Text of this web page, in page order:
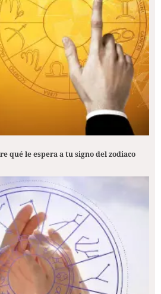
qué le espera a tu signo del zodiaco